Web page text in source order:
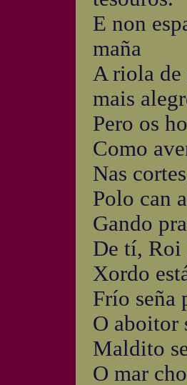
E non
maña
A riola de
mais
Pero os
Como
Nas
Polo can
Gando
De tí, Roi
Xordo
Frío seña
O aboitor
Maldito
O mar